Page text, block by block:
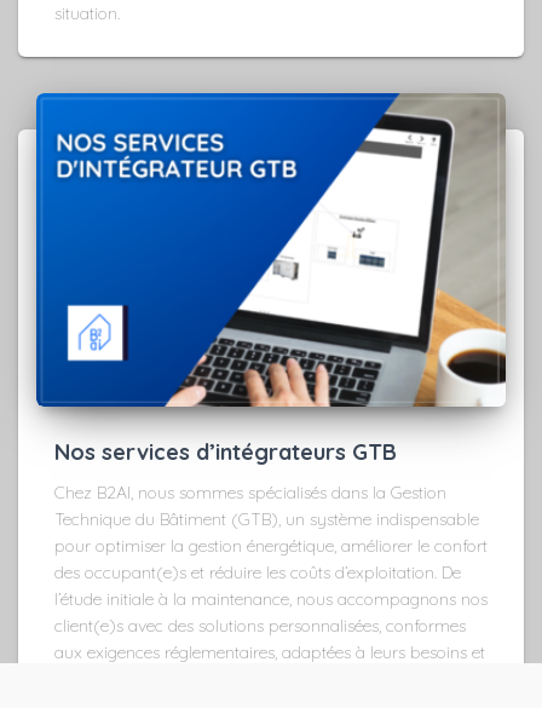
situation.
Nos services d’intégrateurs GTB
Chez B2AI, nous sommes spécialisés dans la Gestion
Technique du Bâtiment (GTB), un système indispensable
pour optimiser la gestion énergétique, améliorer le confort
des occupant(e)s et réduire les coûts d’exploitation. De
l’étude initiale à la maintenance, nous accompagnons nos
client(e)s avec des solutions personnalisées, conformes
aux exigences réglementaires, adaptées à leurs besoins et